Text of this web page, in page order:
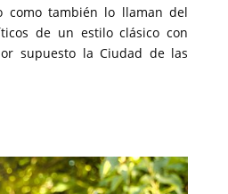
como también lo llaman del
de un estilo clásico con
supuesto la Ciudad de las